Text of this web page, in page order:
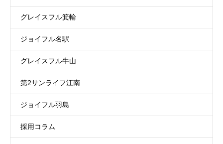
グレイスフル箕輪
ジョイフル名駅
グレイスフル牛山
第2サンライフ江南
ジョイフル羽島
採用コラム